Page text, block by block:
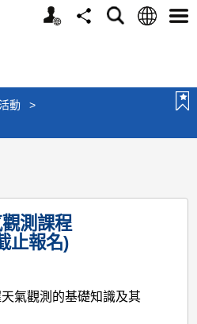
個
分
搜
語
選
動
>
測課程
止報名)
氣觀測的基礎知識及其